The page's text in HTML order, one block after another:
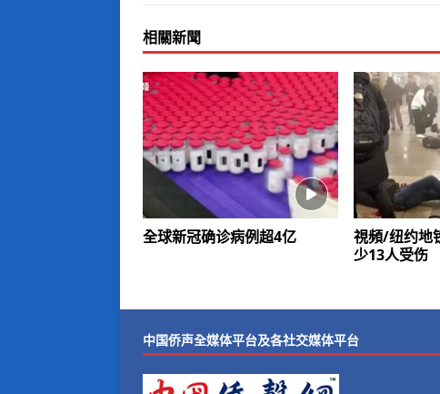
相關新聞
全球新冠确诊病例超4亿
視頻/纽约地
少13人受伤
中国侨声全媒体平台及各社交媒体平台